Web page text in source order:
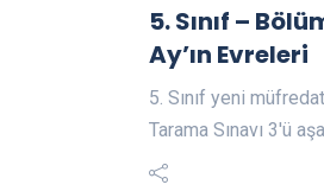
5. Sınıf –
Ay’ın Evreleri
5. Sınıf yeni
Tarama Sınavı 3'ü